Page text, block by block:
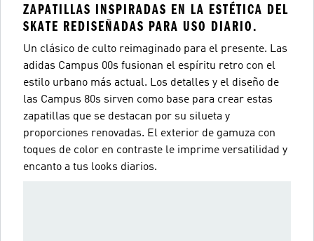
ZAPATILLAS INSPIRADAS EN LA ESTÉTICA DEL
SKATE REDISEÑADAS PARA USO DIARIO.
Un clásico de culto reimaginado para el presente. Las
adidas Campus 00s fusionan el espíritu retro con el
estilo urbano más actual. Los detalles y el diseño de
las Campus 80s sirven como base para crear estas
zapatillas que se destacan por su silueta y
proporciones renovadas. El exterior de gamuza con
toques de color en contraste le imprime versatilidad y
encanto a tus looks diarios.